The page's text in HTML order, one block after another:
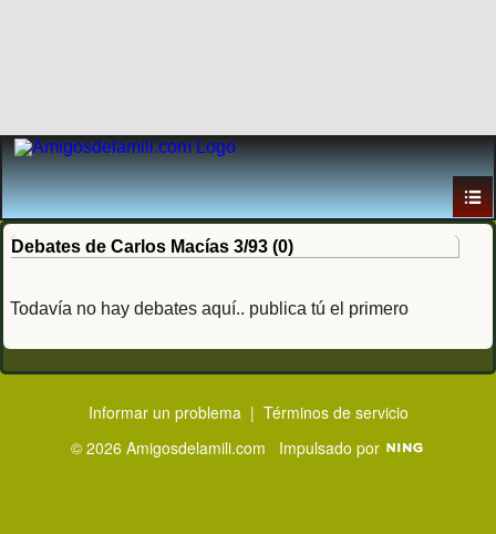
Debates de Carlos Macías 3/93 (0)
Todavía no hay debates aquí.. publica tú el primero
Informar un problema | Términos de servicio
© 2026 Amigosdelamili.com Impulsado por